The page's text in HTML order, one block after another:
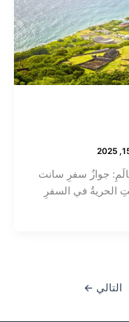
جوازُ سفرِ سانت
الحريةُ في السفرِ
التالي ←